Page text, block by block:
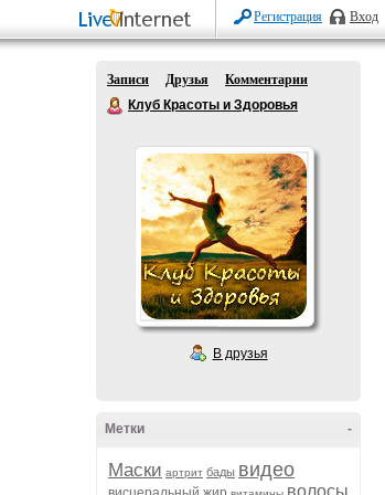
Регистрация Вход
Записи Друзья
Комментарии
Клуб Красоты и Здоровья
В друзья
-
Метки
Маски артрит бады видео
волосы